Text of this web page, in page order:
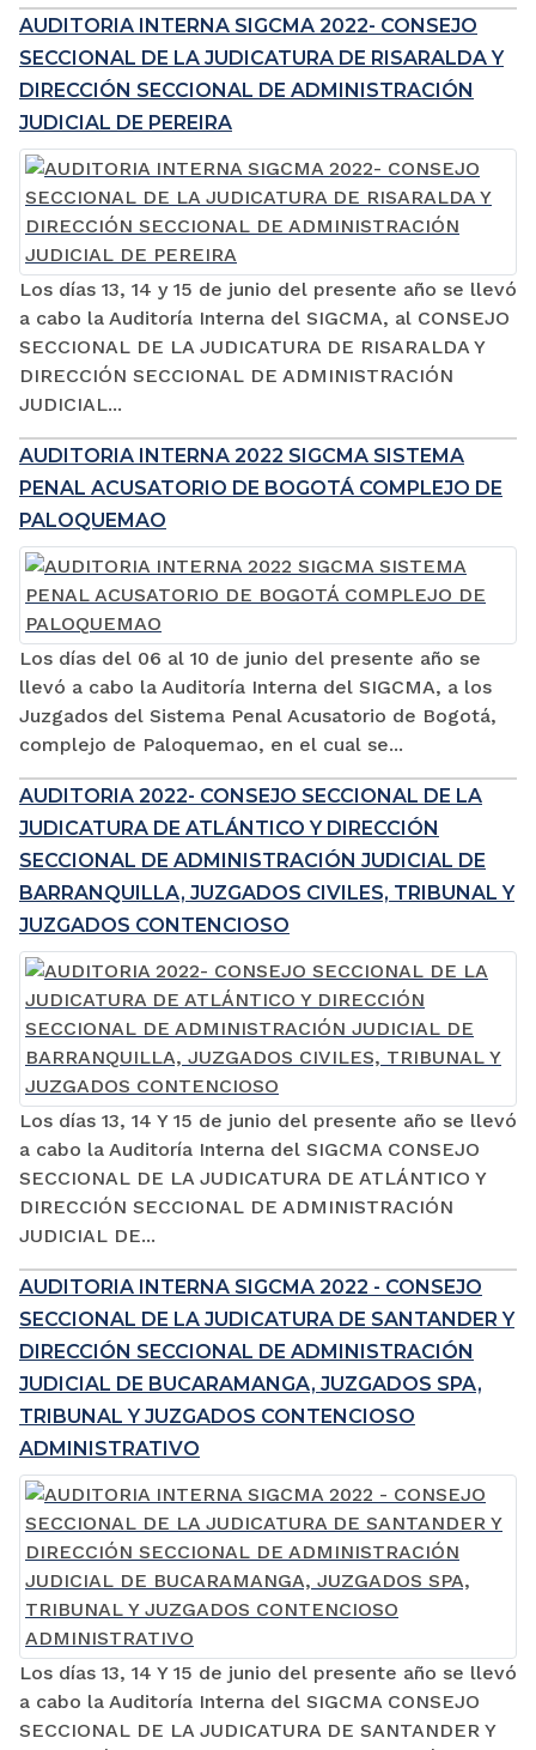
AUDITORIA INTERNA SIGCMA 2022- CONSEJO
SECCIONAL DE LA JUDICATURA DE RISARALDA Y
DIRECCIÓN SECCIONAL DE ADMINISTRACIÓN
JUDICIAL DE PEREIRA
Los días 13, 14 y 15 de junio del presente año se llevó
a cabo la Auditoría Interna del SIGCMA, al CONSEJO
SECCIONAL DE LA JUDICATURA DE RISARALDA Y
DIRECCIÓN SECCIONAL DE ADMINISTRACIÓN
JUDICIAL...
AUDITORIA INTERNA 2022 SIGCMA SISTEMA
PENAL ACUSATORIO DE BOGOTÁ COMPLEJO DE
PALOQUEMAO
Los días del 06 al 10 de junio del presente año se
llevó a cabo la Auditoría Interna del SIGCMA, a los
Juzgados del Sistema Penal Acusatorio de Bogotá,
complejo de Paloquemao, en el cual se...
AUDITORIA 2022- CONSEJO SECCIONAL DE LA
JUDICATURA DE ATLÁNTICO Y DIRECCIÓN
SECCIONAL DE ADMINISTRACIÓN JUDICIAL DE
BARRANQUILLA, JUZGADOS CIVILES, TRIBUNAL Y
JUZGADOS CONTENCIOSO
Los días 13, 14 Y 15 de junio del presente año se llevó
a cabo la Auditoría Interna del SIGCMA CONSEJO
SECCIONAL DE LA JUDICATURA DE ATLÁNTICO Y
DIRECCIÓN SECCIONAL DE ADMINISTRACIÓN
JUDICIAL DE...
AUDITORIA INTERNA SIGCMA 2022 - CONSEJO
SECCIONAL DE LA JUDICATURA DE SANTANDER Y
DIRECCIÓN SECCIONAL DE ADMINISTRACIÓN
JUDICIAL DE BUCARAMANGA, JUZGADOS SPA,
TRIBUNAL Y JUZGADOS CONTENCIOSO
ADMINISTRATIVO
Los días 13, 14 Y 15 de junio del presente año se llevó
a cabo la Auditoría Interna del SIGCMA CONSEJO
SECCIONAL DE LA JUDICATURA DE SANTANDER Y